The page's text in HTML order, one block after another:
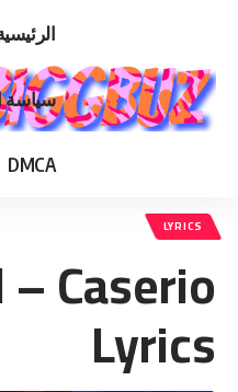
سياسة
DMCA
LYRICS
Caserio
Lyrics